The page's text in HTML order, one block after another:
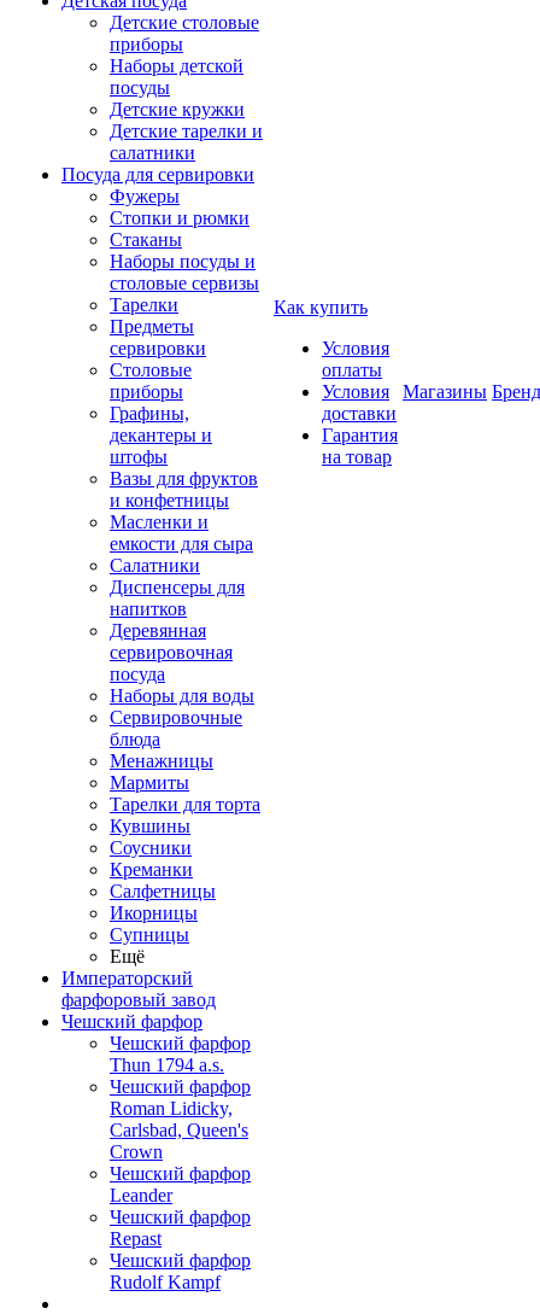
Детские столовые
приборы
Наборы детской
посуды
Детские кружки
Детские тарелки и
салатники
Посуда для сервировки
Фужеры
Стопки и рюмки
Стаканы
Наборы посуды и
столовые сервизы
Тарелки
Предметы
сервировки
Столовые
приборы
Графины,
декантеры и
штофы
Вазы для фруктов
и конфетницы
Масленки и
емкости для сыра
Салатники
Диспенсеры для
напитков
Деревянная
сервировочная
посуда
Наборы для воды
Сервировочные
блюда
Менажницы
Мармиты
Тарелки для торта
Кувшины
Соусники
Креманки
Салфетницы
Икорницы
Супницы
Ещё
Императорский
фарфоровый завод
Чешский фарфор
Чешский фарфор
Thun 1794 a.s.
Чешский фарфор
Roman Lidicky,
Carlsbad, Queen's
Crown
Чешский фарфор
Leander
Чешский фарфор
Repast
Чешский фарфор
Rudolf Kampf
Как купить
Условия
оплаты
Условия
доставки
Гарантия
на товар
Магазины